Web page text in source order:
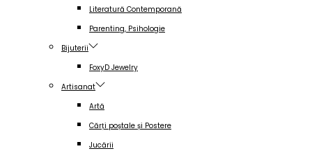
Literatură Contemporană
Parenting, Psihologie
Bijuterii
FoxyD Jewelry
Artisanat
Artă
Cărți poștale și Postere
Jucării